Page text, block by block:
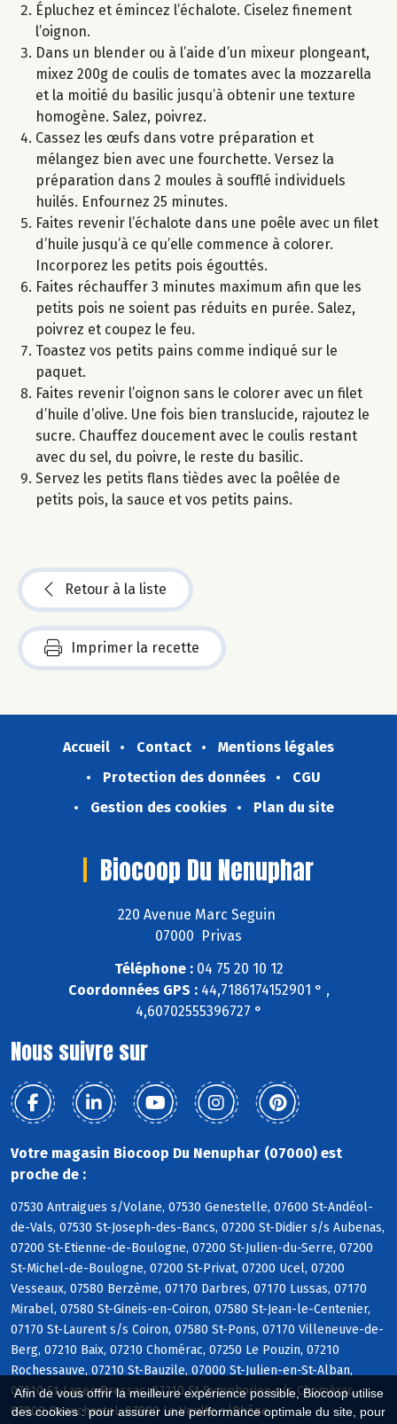
Afin de vous offrir la meilleure expérience possible, Biocoop utilise
des cookies : pour assurer une performance optimale du site, pour
Épluchez et émincez l’échalote. Ciselez finement
l’oignon.
Dans un blender ou à l’aide d’un mixeur plongeant,
mixez 200g de coulis de tomates avec la mozzarella
et la moitié du basilic jusqu’à obtenir une texture
homogène. Salez, poivrez.
Cassez les œufs dans votre préparation et
mélangez bien avec une fourchette. Versez la
préparation dans 2 moules à soufflé individuels
huilés. Enfournez 25 minutes.
Faites revenir l’échalote dans une poêle avec un filet
d’huile jusqu’à ce qu’elle commence à colorer.
Incorporez les petits pois égouttés.
Faites réchauffer 3 minutes maximum afin que les
petits pois ne soient pas réduits en purée. Salez,
poivrez et coupez le feu.
Toastez vos petits pains comme indiqué sur le
paquet.
Faites revenir l’oignon sans le colorer avec un filet
d’huile d’olive. Une fois bien translucide, rajoutez le
sucre. Chauffez doucement avec le coulis restant
avec du sel, du poivre, le reste du basilic.
Servez les petits flans tièdes avec la poêlée de
petits pois, la sauce et vos petits pains.
Retour à la liste
Imprimer la recette
Accueil Contact
Mentions légales
Protection des données
CGU
Gestion des cookies
Plan du site
Biocoop Du Nenuphar
220 Avenue Marc Seguin
07000 Privas
Téléphone :04 75 20 10 12
Coordonnées GPS :44,7186174152901 ° ,
4,60702555396727 °
Nous suivre sur
Votre magasin Biocoop Du Nenuphar (07000) est
proche de :
07530 Antraigues s/Volane, 07530 Genestelle, 07600 St-Andéol-
de-Vals, 07530 St-Joseph-des-Bancs, 07200 St-Didier s/s Aubenas,
07200 St-Etienne-de-Boulogne, 07200 St-Julien-du-Serre, 07200
St-Michel-de-Boulogne, 07200 St-Privat, 07200 Ucel, 07200
Vesseaux, 07580 Berzème, 07170 Darbres, 07170 Lussas, 07170
Mirabel, 07580 St-Gineis-en-Coiron, 07580 St-Jean-le-Centenier,
07170 St-Laurent s/s Coiron, 07580 St-Pons, 07170 Villeneuve-de-
Berg, 07210 Baix, 07210 Chomérac, 07250 Le Pouzin, 07210
Rochessauve, 07210 St-Bauzile, 07000 St-Julien-en-St-Alban,
07210 St-Lager-Bressac, 07210 St-Symphorien s/s Chomérac,
07800 Beauchastel, 07800 La Voulte s/Rhône